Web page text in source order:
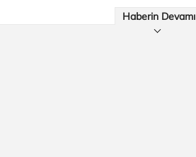
Haberin Devamı